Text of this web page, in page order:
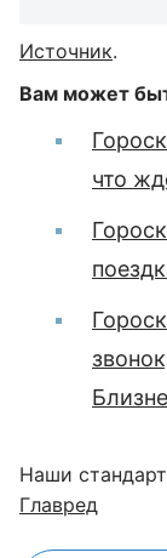
Источник.
Вам может
что
Наши
Главред